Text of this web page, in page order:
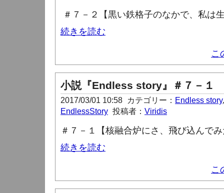
＃７－２【黒い鉄格子のなかで、私は
続きを読む
こ
小説『Endless story』＃７－１
2017/03/01 10:58 カテゴリー： Endless story
EndlessStory 投稿者： Viridis
＃７－１【核融合炉にさ、飛び込んで
続きを読む
こ